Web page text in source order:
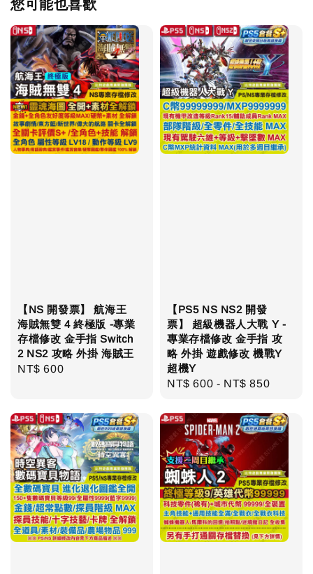
您可能也喜歡
【NS 開發票】 航海王
海賊無雙 4 終極版 -專業
存檔修改 金手指 Switch
2 NS2 攻略 外掛 海賊王
Regular
NT$ 600
【PS5 NS NS2 開發
票】 超級機器人大戰 Y -
專業存檔修改 金手指 攻
略 外掛 遊戲修改 機戰Y
超機Y
Regular
NT$ 600 - NT$ 850